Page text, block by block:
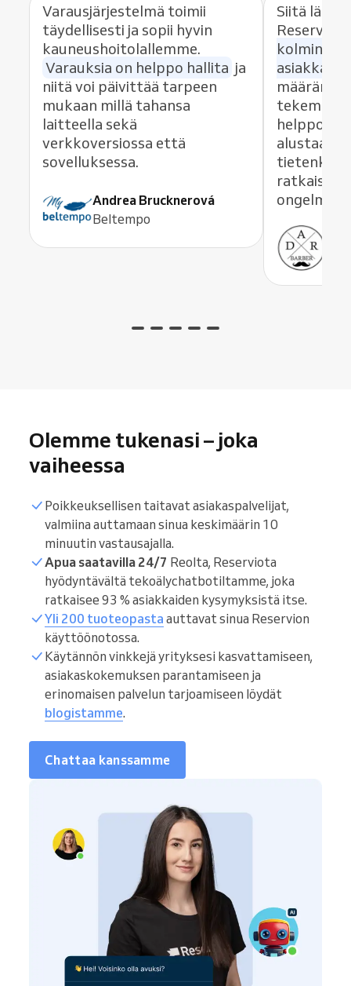
Varausjärjestelmä toimii
täydellisesti ja sopii hyvin
kauneushoitolallemme.
Varauksia on helppo hallita ja
niitä voi päivittää tarpeen
mukaan millä tahansa
laitteella sekä
verkkoversiossa että
sovelluksessa.
Andrea Brucknerová
Beltempo
Siitä
määrän,
tekeminen
helppoa.
alustaa
tietenkin
ratkaisee
ongelmat
Olemme tukenasi – joka
vaiheessa
Poikkeuksellisen taitavat asiakaspalvelijat,
valmiina auttamaan sinua keskimäärin 10
minuutin vastausajalla.
Apua saatavilla 24/7 Reolta, Reserviota
hyödyntävältä tekoälychatbotiltamme, joka
ratkaisee 93 % asiakkaiden kysymyksistä itse.
Yli 200 tuoteopasta auttavat sinua Reservion
käyttöönotossa.
Käytännön vinkkejä yrityksesi kasvattamiseen,
asiakaskokemuksen parantamiseen ja
erinomaisen palvelun tarjoamiseen löydät
blogistamme.
Chattaa kanssamme